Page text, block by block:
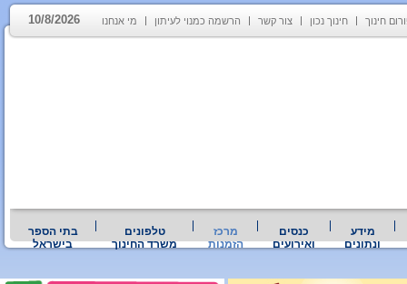
חינוך חינוך נכון צור קשר הרשמה כמנוי לעיתון מי אנחנו 10/8/2026
מידע
ונתונים
כנסים
ואירועים
מרכז
הזמנות
טלפונים
משרד החינוך
בתי הספר
בישראל